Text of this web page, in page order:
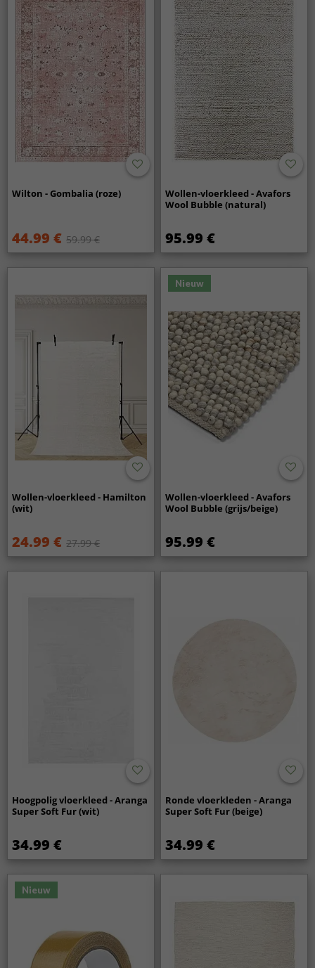
Wilton - Gombalia (roze)
44.99 € 59.99 €
Wollen-vloerkleed - Avafors
Wool Bubble (natural)
95.99 €
Wollen-vloerkleed - Hamilton
(wit)
24.99 € 27.99 €
Nieuw
Wollen-vloerkleed - Avafors
Wool Bubble (grijs/beige)
95.99 €
Hoogpolig vloerkleed - Aranga
Super Soft Fur (wit)
34.99 €
Ronde vloerkleden - Aranga
Super Soft Fur (beige)
34.99 €
Nieuw